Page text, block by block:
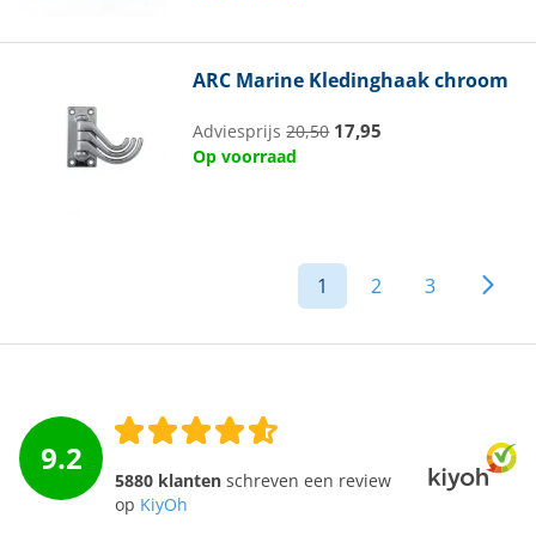
ARC Marine Kledinghaak chroom
Adviesprijs20,50 17,95
Op voorraad
1 2 3
9.2
5880 klanten schreven een review
op KiyOh